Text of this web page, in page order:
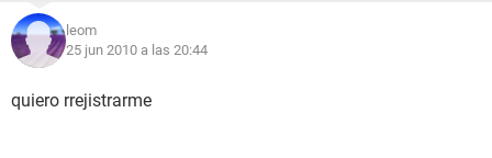
leom
25 jun 2010 a las 20:44
quiero rrejistrarme